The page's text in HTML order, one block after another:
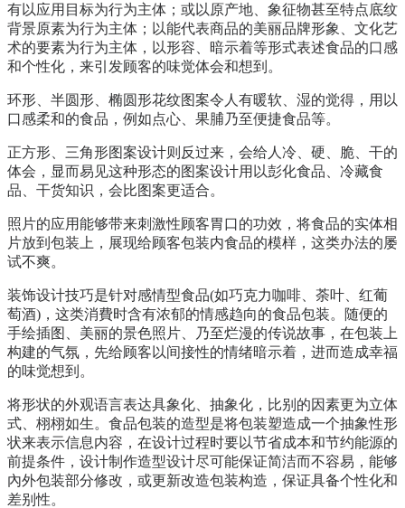
有以应用目标为行为主体；或以原产地、象征物甚至特点底纹
背景原素为行为主体；以能代表商品的美丽品牌形象、文化艺
术的要素为行为主体，以形容、暗示着等形式表述食品的口感
和个性化，来引发顾客的味觉体会和想到。
环形、半圆形、椭圆形花纹图案令人有暖软、湿的觉得，用以
口感柔和的食品，例如点心、果脯乃至便捷食品等。
正方形、三角形图案设计则反过来，会给人冷、硬、脆、干的
体会，显而易见这种形态的图案设计用以彭化食品、冷藏食
品、干货知识，会比图案更适合。
照片的应用能够带来刺激性顾客胃口的功效，将食品的实体相
片放到包装上，展现给顾客包装内食品的模样，这类办法的屡
试不爽。
装饰设计技巧是针对感情型食品(如巧克力咖啡、荼叶、红葡
萄酒)，这类消費时含有浓郁的情感趋向的食品包装。随便的
手绘插图、美丽的景色照片、乃至烂漫的传说故事，在包装上
构建的气氛，先给顾客以间接性的情绪暗示着，进而造成幸福
的味觉想到。
将形状的外观语言表达具象化、抽象化，比别的因素更为立体
式、栩栩如生。食品包装的造型是将包装塑造成一个抽象性形
状来表示信息内容，在设计过程时要以节省成本和节约能源的
前提条件，设计制作造型设计尽可能保证简洁而不容易，能够
內外包装部分修改，或更新改造包装构造，保证具备个性化和
差别性。